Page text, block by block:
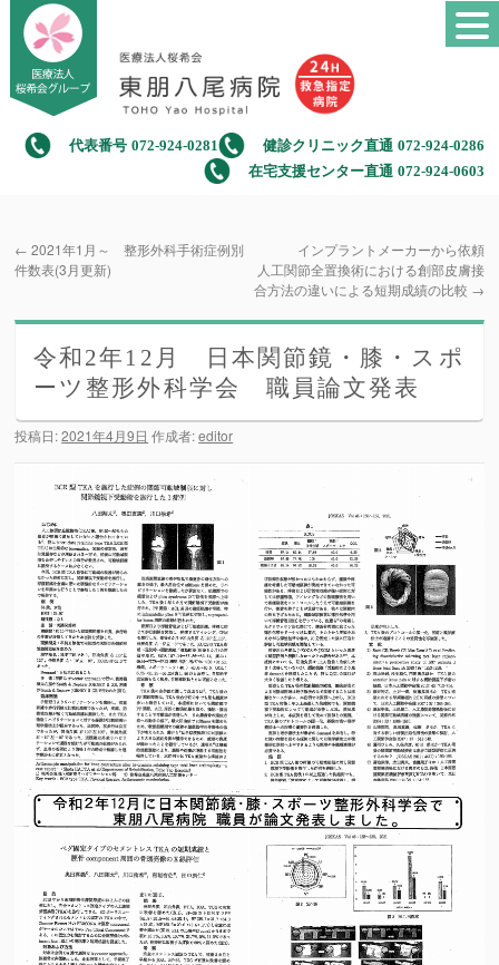
代表番号 072-924-0281 健診クリニック直通 072-924-0286
在宅支援センター直通 072-924-0603
← 2021年1月～ 整形外科手術症例別
件数表(3月更新)
インプラントメーカーから依頼
人工関節全置換術における創部皮膚接
合方法の違いによる短期成績の比較 →
令和2年12月 日本関節鏡・膝・スポ
ーツ整形外科学会 職員論文発表
投稿日:2021年4月9日 作成者:editor